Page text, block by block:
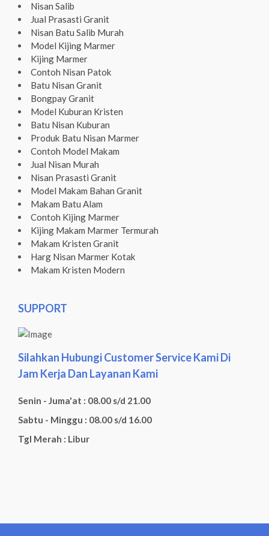
Nisan Salib
Jual Prasasti Granit
Nisan Batu Salib Murah
Model Kijing Marmer
Kijing Marmer
Contoh Nisan Patok
Batu Nisan Granit
Bongpay Granit
Model Kuburan Kristen
Batu Nisan Kuburan
Produk Batu Nisan Marmer
Contoh Model Makam
Jual Nisan Murah
Nisan Prasasti Granit
Model Makam Bahan Granit
Makam Batu Alam
Contoh Kijing Marmer
Kijing Makam Marmer Termurah
Makam Kristen Granit
Harg Nisan Marmer Kotak
Makam Kristen Modern
SUPPORT
Silahkan Hubungi Customer Service Kami Di
Jam Kerja Dan Layanan Kami
Senin - Juma'at : 08.00 s/d 21.00
Sabtu - Minggu : 08.00 s/d 16.00
Tgl Merah : Libur